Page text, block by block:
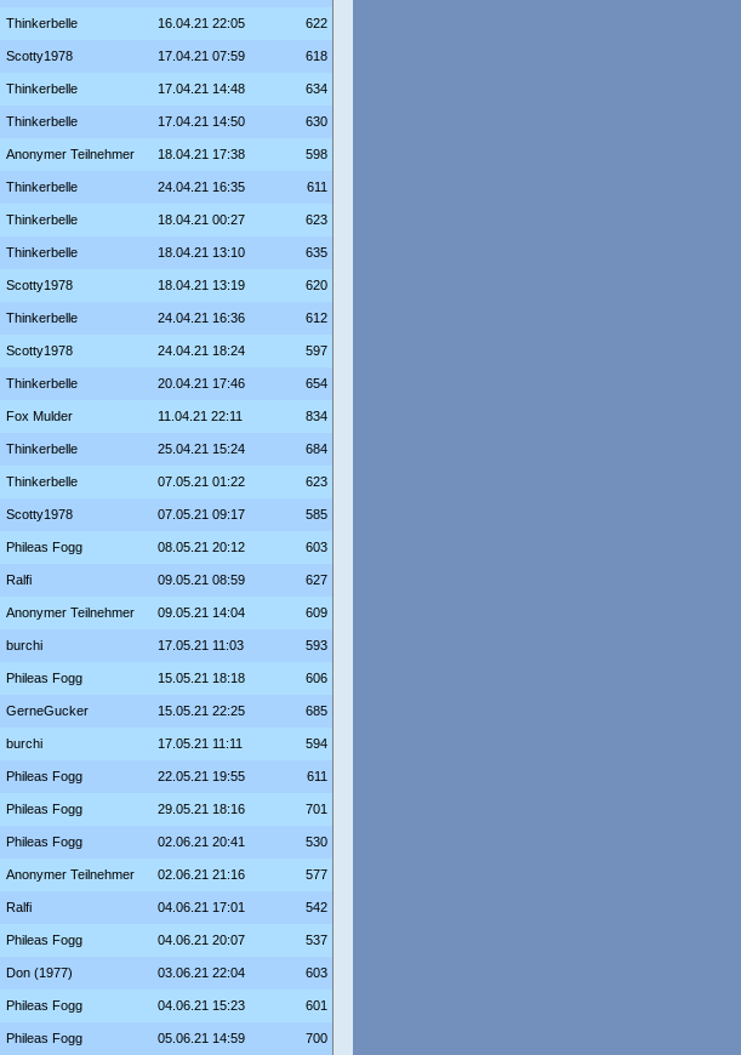
Thinkerbelle 16.04.21 22:05 622
Scotty1978 17.04.21 07:59 618
Thinkerbelle 17.04.21 14:48 634
Thinkerbelle 17.04.21 14:50 630
Anonymer Teilnehmer 18.04.21 17:38 598
Thinkerbelle 24.04.21 16:35 611
Thinkerbelle 18.04.21 00:27 623
Thinkerbelle 18.04.21 13:10 635
Scotty1978 18.04.21 13:19 620
Thinkerbelle 24.04.21 16:36 612
Scotty1978 24.04.21 18:24 597
Thinkerbelle 20.04.21 17:46 654
Fox Mulder 11.04.21 22:11 834
Thinkerbelle 25.04.21 15:24 684
Thinkerbelle 07.05.21 01:22 623
Scotty1978 07.05.21 09:17 585
Phileas Fogg 08.05.21 20:12 603
Ralfi 09.05.21 08:59 627
Anonymer Teilnehmer 09.05.21 14:04 609
burchi 17.05.21 11:03 593
Phileas Fogg 15.05.21 18:18 606
GerneGucker 15.05.21 22:25 685
burchi 17.05.21 11:11 594
Phileas Fogg 22.05.21 19:55 611
Phileas Fogg 29.05.21 18:16 701
Phileas Fogg 02.06.21 20:41 530
Anonymer Teilnehmer 02.06.21 21:16 577
Ralfi 04.06.21 17:01 542
Phileas Fogg 04.06.21 20:07 537
Don (1977) 03.06.21 22:04 603
Phileas Fogg 04.06.21 15:23 601
Phileas Fogg 05.06.21 14:59 700